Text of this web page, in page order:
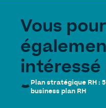
Vous
intéressé
Plan stratégique RH :
business plan RH